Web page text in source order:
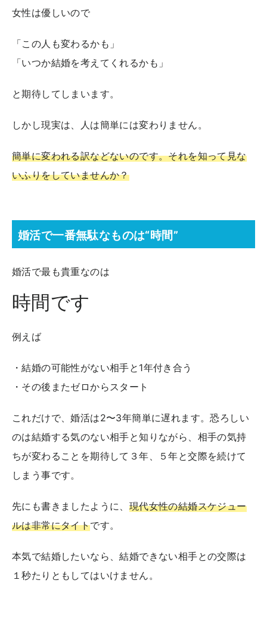
女性は優しいので
「この人も変わるかも」
「いつか結婚を考えてくれるかも」
と期待してしまいます。
しかし現実は、人は簡単には変わりません。
簡単に変われる訳などないのです。それを知って見な
いふりをしていませんか？
婚活で一番無駄なものは“時間”
婚活で最も貴重なのは
時間です
例えば
・結婚の可能性がない相手と1年付き合う
・その後またゼロからスタート
これだけで、婚活は2〜3年簡単に遅れます。恐ろしい
のは結婚する気のない相手と知りながら、相手の気持
ちが変わることを期待して３年、５年と交際を続けて
しまう事です。
先にも書きましたように、 現代女性の結婚スケジュー
ルは非常にタイトです。
本気で結婚したいなら、結婚できない相手との交際は
１秒たりともしてはいけません。